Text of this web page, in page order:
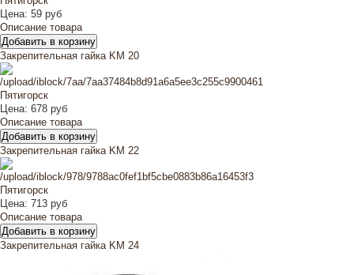
Цена: 59 руб
Описание товара
Закрепительная гайка KM 20
Цена: 678 руб
Описание товара
Закрепительная гайка KM 22
Цена: 713 руб
Описание товара
Закрепительная гайка KM 24